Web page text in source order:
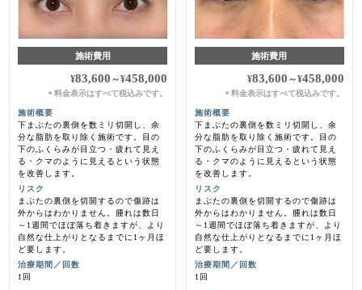
施術費用
¥83,600 ～¥458,000
＊料金表示はすべて税込みです。
施術概要
下まぶたの裏側を数ミリ切開し、余
分な脂肪を取り除く施術です。目の
下のふくらみが目立つ・疲れて見え
る・クマのように見えるという状態
を改善します。
リスク
まぶたの裏側を切開するので傷跡は
外からはわかりません。腫れは数日
～1週間でほぼ落ち着きますが、より
自然な仕上がりとなるまでに1ヶ月ほ
ど要します。
治療期間／回数
1回
施術費用
¥83,600 ～¥458,000
＊ 料金表示はすべて税込みです。
施術概要
下まぶたの裏側を数ミリ切開し、余
分な脂肪を取り除く施術です。目の
下のふくらみが目立つ・疲れて見え
る・クマのように見えるという状態
を改善します。
リスク
まぶたの裏側を切開するので傷跡は
外からはわかりません。腫れは数日
～1週間でほぼ落ち着きますが、より
自然な仕上がりとなるまでに1ヶ月ほ
ど要します。
治療期間／回数
1回